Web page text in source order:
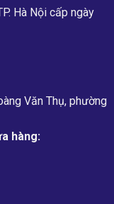
Hà Nội cấp ngày
Văn Thụ, phường
hàng: